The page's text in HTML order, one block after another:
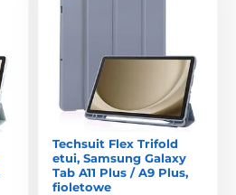
Techsuit Flex Trifold
etui, Samsung Galaxy
Tab A11 Plus / A9 Plus,
fioletowe